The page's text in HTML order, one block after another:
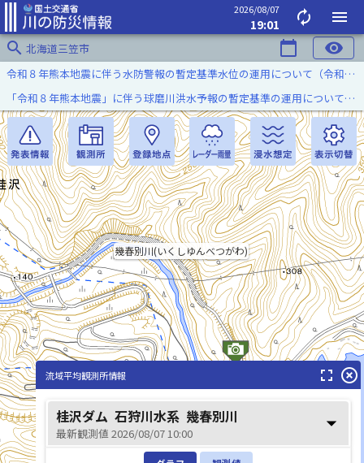
2026/08/07
19:01 autorenew
menu
search 北海道三笠市 calendar_today visibility
幾春別川(いくしゆんべつがわ)
令和８年熊本地震に伴う水防警報の暫定基準水位の運用について（令和８年８月７日）
「令和８年熊本地震」に伴う球磨川洪水予報の暫定基準の運用について（令和８年８月５日）
流域平均観測所情報 fullscreen highlight_off
桂沢ダム 石狩川水系 幾春別川
最新観測値 2026/08/07 10:00 arrow_drop_down